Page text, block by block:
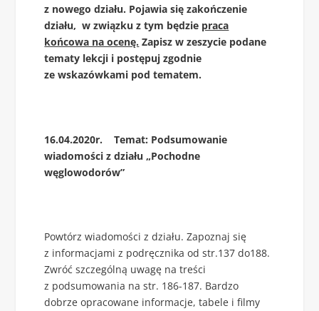
z nowego działu. Pojawia się zakończenie
działu, w związku z tym będzie praca
końcowa na ocenę. Zapisz w zeszycie podane
tematy lekcji i postępuj zgodnie
ze wskazówkami pod tematem.
16.04.2020r. Temat: Podsumowanie
wiadomości z działu „Pochodne
węglowodorów”
Powtórz wiadomości z działu. Zapoznaj się
z informacjami z podręcznika od str.137 do188.
Zwróć szczególną uwagę na treści
z podsumowania na str. 186-187. Bardzo
dobrze opracowane informacje, tabele i filmy